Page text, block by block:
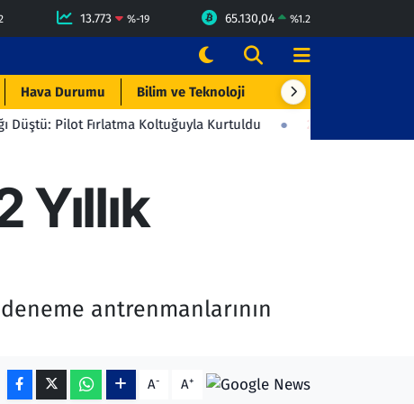
13.773 %-19 65.130,04 %1.2
Hava Durumu Bilim ve Teknoloji Çevre & Doğa
Koltuğuyla Kurtuldu 23:06Beşiktaş'tan
antrenmanlarının
A- A+